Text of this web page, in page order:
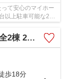
て安心のマイホー
以上駐車可能な2号
陽光パネル
歩18分